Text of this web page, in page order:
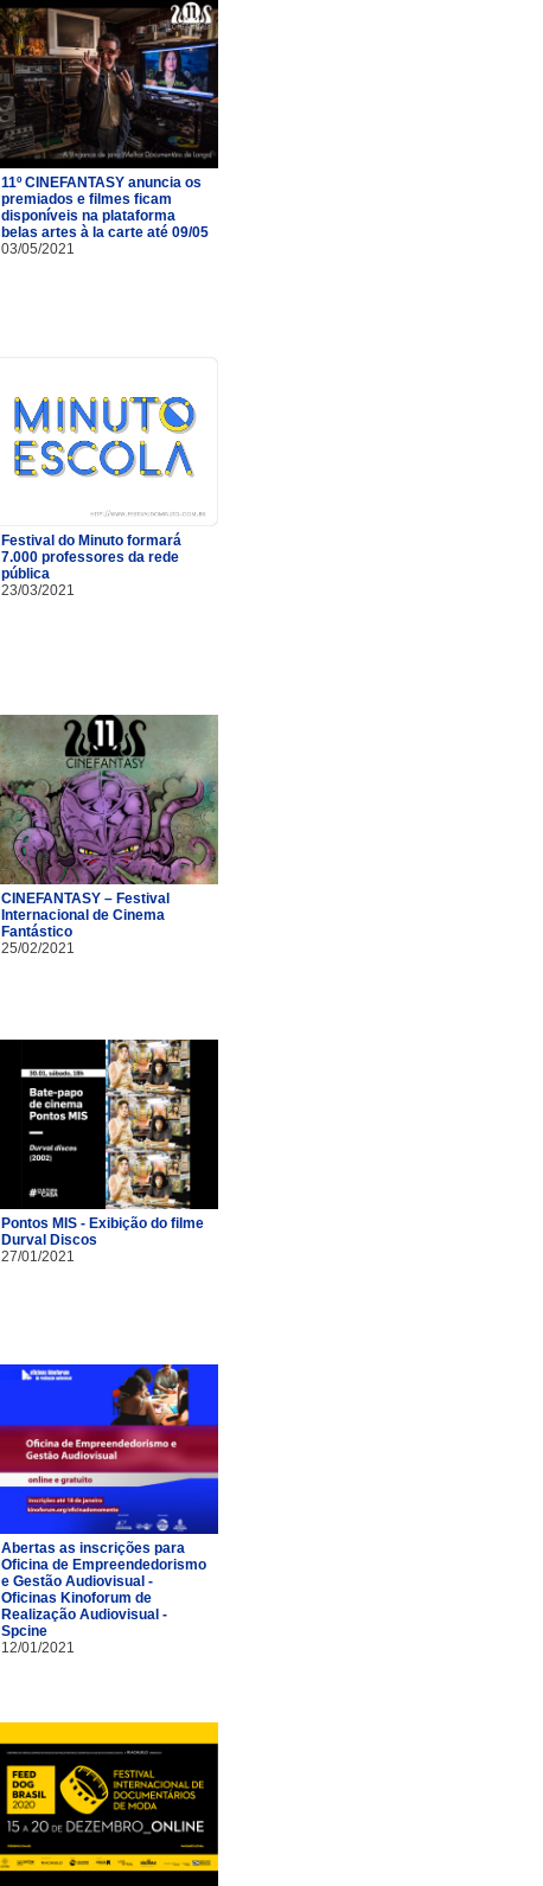
11º CINEFANTASY anuncia os
premiados e filmes ficam
disponíveis na plataforma
belas artes à la carte até 09/05
03/05/2021
Festival do Minuto formará
7.000 professores da rede
pública
23/03/2021
CINEFANTASY – Festival
Internacional de Cinema
Fantástico
25/02/2021
Pontos MIS - Exibição do filme
Durval Discos
27/01/2021
Abertas as inscrições para
Oficina de Empreendedorismo
e Gestão Audiovisual -
Oficinas Kinoforum de
Realização Audiovisual -
Spcine
12/01/2021